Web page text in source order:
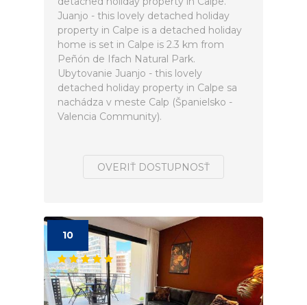
Juanjo - this lovely detached holiday
property in Calpe is a detached holiday
home is set in Calpe is 2.3 km from
Peñón de Ifach Natural Park.
Ubytovanie Juanjo - this lovely
detached holiday property in Calpe sa
nachádza v meste Calp (Španielsko -
Valencia Community).
OVERIŤ DOSTUPNOSŤ
10